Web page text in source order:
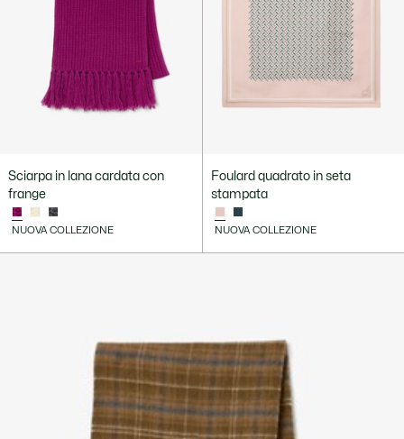
Sciarpa in lana cardata con
frange
NUOVA COLLEZIONE
Foulard quadrato in seta
stampata
NUOVA COLLEZIONE